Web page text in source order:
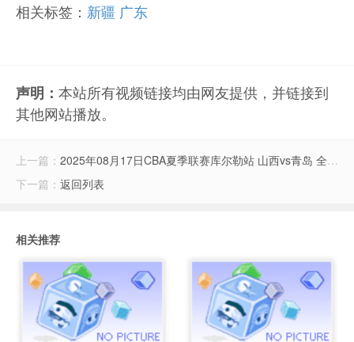
相关标签： 新疆 广东
声明： 本站所有视频链接均由网友提供，并链接到
其他网站播放。
上一篇： 2025年08月17日CBA夏季联赛库尔勒站 山西vs青岛 全场录像
下一篇： 返回列表
相关推荐